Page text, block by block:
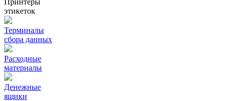
Принтеры
этикеток
Терминалы
сбора данных
Расходные
материалы
Денежные
ящики